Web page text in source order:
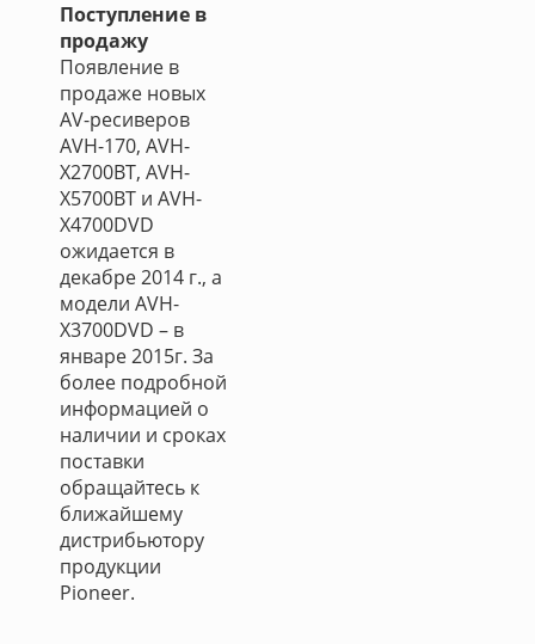
Поступление в
продажу
Появление в
продаже новых
AV-ресиверов
AVH-170, AVH-
X2700BT, AVH-
X5700BT и AVH-
X4700DVD
ожидается в
декабре 2014 г., а
модели AVH-
X3700DVD – в
январе 2015г. За
более подробной
информацией о
наличии и сроках
поставки
обращайтесь к
ближайшему
дистрибьютору
продукции
Pioneer.